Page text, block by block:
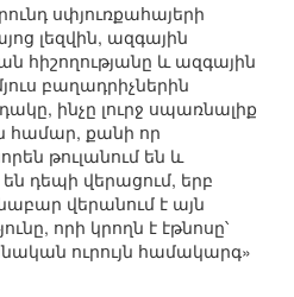
սփյուռքահայերի
լեզվին, ազգային
հիշողությանը և ազգային
բաղադրիչներին
ինչը լուրջ սպառնալիք
համար, քանի որ
թուլանում են և
դեպի վերացում, երբ
վերանում է այն
որի կրողն է էթնոսը՝
ուրույն համակարգ»